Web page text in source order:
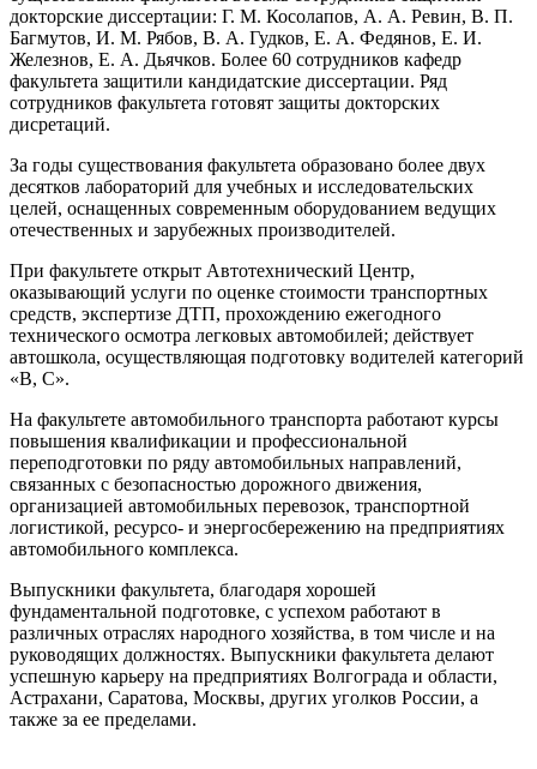
докторские диссертации: Г. М. Косолапов, А. А. Ревин, В. П.
Багмутов, И. М. Рябов, В. А. Гудков, Е. А. Федянов, Е. И.
Железнов, Е. А. Дьячков. Более 60 сотрудников кафедр
факультета защитили кандидатские диссертации. Ряд
сотрудников факультета готовят защиты докторских
дисретаций.
За годы существования факультета образовано более двух
десятков лабораторий для учебных и исследовательских
целей, оснащенных современным оборудованием ведущих
отечественных и зарубежных производителей.
При факультете открыт Автотехнический Центр,
оказывающий услуги по оценке стоимости транспортных
средств, экспертизе ДТП, прохождению ежегодного
технического осмотра легковых автомобилей; действует
автошкола, осуществляющая подготовку водителей категорий
«B, С».
На факультете автомобильного транспорта работают курсы
повышения квалификации и профессиональной
переподготовки по ряду автомобильных направлений,
связанных с безопасностью дорожного движения,
организацией автомобильных перевозок, транспортной
логистикой, ресурсо- и энергосбережению на предприятиях
автомобильного комплекса.
Выпускники факультета, благодаря хорошей
фундаментальной подготовке, с успехом работают в
различных отраслях народного хозяйства, в том числе и на
руководящих должностях. Выпускники факультета делают
успешную карьеру на предприятиях Волгограда и области,
Астрахани, Саратова, Москвы, других уголков России, а
также за ее пределами.